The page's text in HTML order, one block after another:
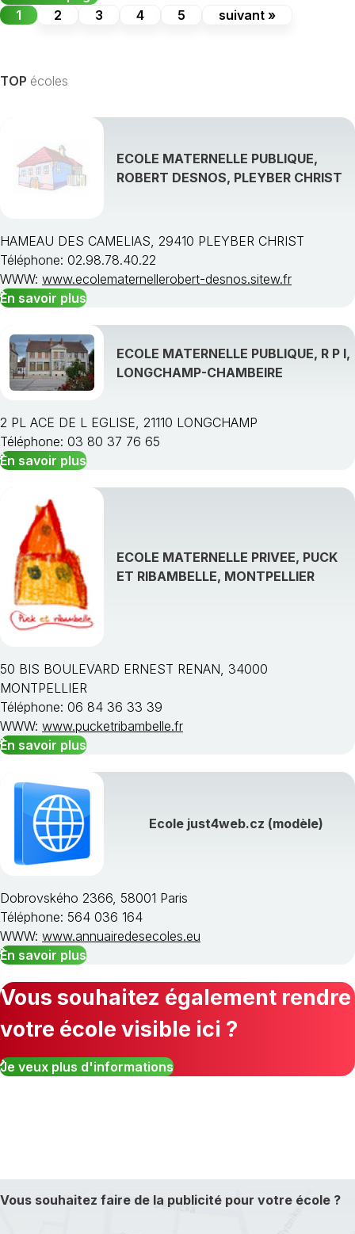
1
2 3 4 5 suivant »
TOP écoles
ECOLE MATERNELLE PUBLIQUE,
ROBERT DESNOS, PLEYBER CHRIST
HAMEAU DES CAMELIAS, 29410 PLEYBER CHRIST
Téléphone: 02.98.78.40.22
WWW: www.ecolematernellerobert-desnos.sitew.fr
En savoir plus
ECOLE MATERNELLE PUBLIQUE, R P I,
LONGCHAMP-CHAMBEIRE
2 PL ACE DE L EGLISE, 21110 LONGCHAMP
Téléphone: 03 80 37 76 65
En savoir plus
ECOLE MATERNELLE PRIVEE, PUCK
ET RIBAMBELLE, MONTPELLIER
50 BIS BOULEVARD ERNEST RENAN, 34000
MONTPELLIER
Téléphone: 06 84 36 33 39
WWW: www.pucketribambelle.fr
En savoir plus
Ecole just4web.cz (modèle)
Dobrovského 2366, 58001 Paris
Téléphone: 564 036 164
WWW: www.annuairedesecoles.eu
En savoir plus
Vous souhaitez également rendre
votre école visible ici ?
Je veux plus d'informations
Vous souhaitez faire de la publicité pour votre école ?